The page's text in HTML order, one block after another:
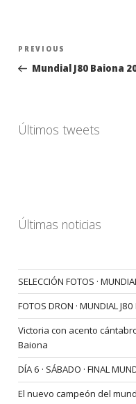
Navegación
entradas
Previous
Post
PREVIOUS
Mundial J80 Baiona
Últimos tweets
Últimas noticias
SELECCIÓN FOTOS ·
FOTOS DRON · MUNDIAL
Victoria con acento
Baiona
DÍA 6 · SÁBADO · FINAL
El nuevo campeón del